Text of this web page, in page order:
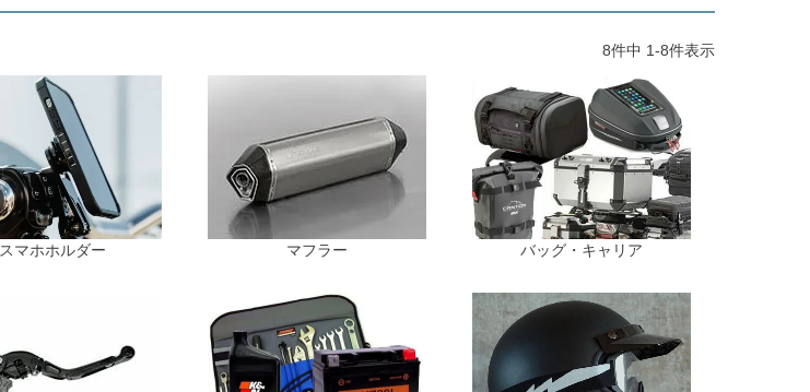
8件中 1-8件表示
スマホホルダー マフラー バッグ・キャリア